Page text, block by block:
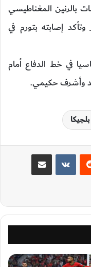
المغناطيسي
إصابته بتورم في
في خط الدفاع أمام
وأشرف حكيمي.